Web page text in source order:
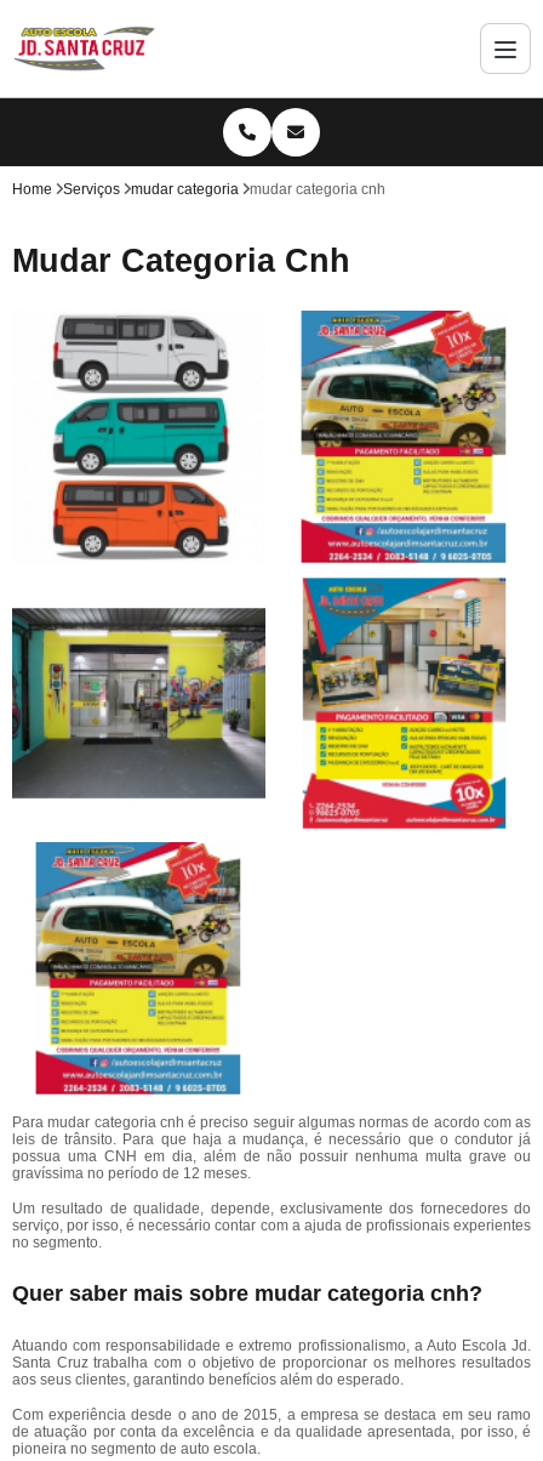
Home Serviços mudar categoria mudar categoria cnh
Mudar Categoria Cnh
Para mudar categoria cnh é preciso seguir algumas normas de acordo com as
leis de trânsito. Para que haja a mudança, é necessário que o condutor já
possua uma CNH em dia, além de não possuir nenhuma multa grave ou
gravíssima no período de 12 meses.
Um resultado de qualidade, depende, exclusivamente dos fornecedores do
serviço, por isso, é necessário contar com a ajuda de profissionais experientes
no segmento.
Quer saber mais sobre mudar categoria cnh?
Atuando com responsabilidade e extremo profissionalismo, a Auto Escola Jd.
Santa Cruz trabalha com o objetivo de proporcionar os melhores resultados
aos seus clientes, garantindo benefícios além do esperado.
Com experiência desde o ano de 2015, a empresa se destaca em seu ramo
de atuação por conta da excelência e da qualidade apresentada, por isso, é
pioneira no segmento de auto escola.